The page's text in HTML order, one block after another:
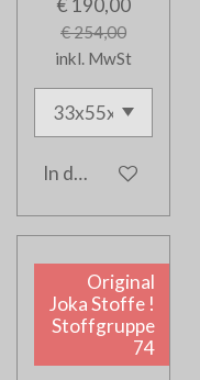
€ 190,00
€ 254,00
inkl. MwSt
In den Warenkorb
Original
Joka Stoffe !
Stoffgruppe
74